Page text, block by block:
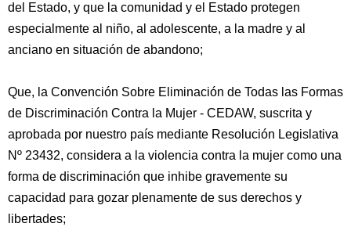
del Estado, y que la comunidad y el Estado protegen
especialmente al niño, al adolescente, a la madre y al
anciano en situación de abandono;
Que, la Convención Sobre Eliminación de Todas las Formas
de Discriminación Contra la Mujer - CEDAW, suscrita y
aprobada por nuestro país mediante Resolución Legislativa
Nº 23432, considera a la violencia contra la mujer como una
forma de discriminación que inhibe gravemente su
capacidad para gozar plenamente de sus derechos y
libertades;